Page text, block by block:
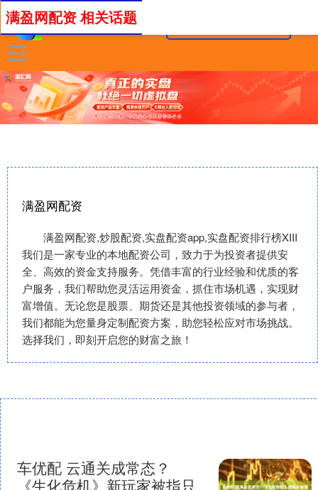
满盈网配资
满盈网配资,炒股配资,实盘配资app,实盘配资排行榜XIII‌
我们是一家专业的本地配资公司，致力于为投资者提供安
全、高效的资金支持服务。凭借丰富的行业经验和优质的客
户服务，我们帮助您灵活运用资金，抓住市场机遇，实现财
富增值。无论您是股票、期货还是其他投资领域的参与者，
我们都能为您量身定制配资方案，助您轻松应对市场挑战。
选择我们，即刻开启您的财富之旅！
满盈网配资 相关话题
车优配 云通关成常态？
《生化危机》新玩家被指只